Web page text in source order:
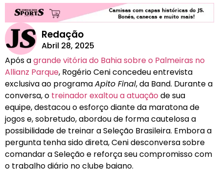
Redação
Abril 28, 2025
Após agrande vitória do Bahia sobre o Palmeiras no
Allianz Parque, Rogério Ceni concedeu entrevista
exclusiva ao programaApito Final, da Band. Durante a
conversa, o treinador exaltou a atuação de sua
equipe, destacou o esforço diante da maratona de
jogos e, sobretudo, abordou de forma cautelosa a
possibilidade de treinar a Seleção Brasileira. Embora a
pergunta tenha sido direta, Ceni desconversa sobre
comandar a Seleção e reforça seu compromisso com
o trabalho diário no clube baiano.